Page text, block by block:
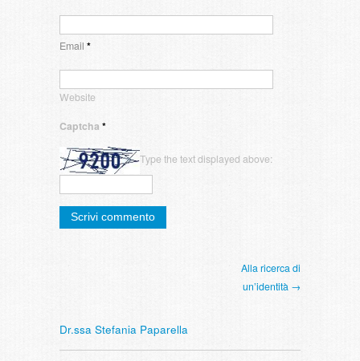
Email *
Website
Captcha *
Type the text displayed above:
Alla ricerca di
un’identità →
Dr.ssa Stefania Paparella